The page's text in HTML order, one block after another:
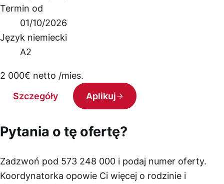
Termin od
01/10/2026
Język niemiecki
A2
2 000€ netto /mies.
Szczegóły
Aplikuj
Pytania o tę ofertę?
Zadzwoń pod 573 248 000 i podaj numer oferty.
Koordynatorka opowie Ci więcej o rodzinie i